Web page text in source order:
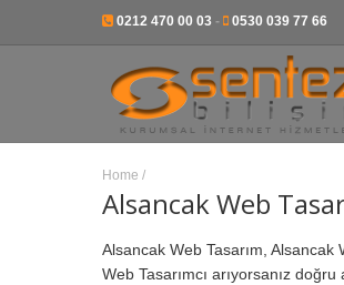
0212 470 00 03 - 0530 039 77 66
Home /
Alsancak Web
Alsancak Web Tasarım, Alsancak
Web Tasarımcı arıyorsanız